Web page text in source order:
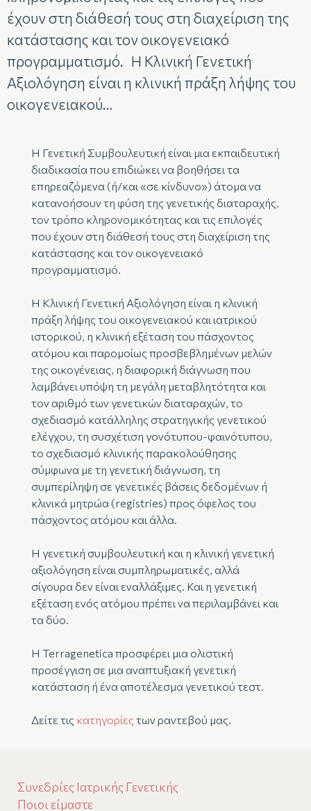
έχουν στη διάθεσή τους στη διαχείριση της
κατάστασης και τον οικογενειακό
προγραμματισμό. Η Κλινική Γενετική
Αξιολόγηση είναι η κλινική πράξη λήψης του
οικογενειακού…
Η Γενετική Συμβουλευτική είναι μια εκπαιδευτική
διαδικασία που επιδιώκει να βοηθήσει τα
επηρεαζόμενα (ή/και «σε κίνδυνο») άτομα να
κατανοήσουν τη φύση της γενετικής διαταραχής,
τον τρόπο κληρονομικότητας και τις επιλογές
που έχουν στη διάθεσή τους στη διαχείριση της
κατάστασης και τον οικογενειακό
προγραμματισμό.
Η Κλινική Γενετική Αξιολόγηση είναι η κλινική
πράξη λήψης του οικογενειακού και ιατρικού
ιστορικού, η κλινική εξέταση του πάσχοντος
ατόμου και παρομοίως προσβεβλημένων μελών
της οικογένειας, η διαφορική διάγνωση που
λαμβάνει υπόψη τη μεγάλη μεταβλητότητα και
τον αριθμό των γενετικών διαταραχών, το
σχεδιασμό κατάλληλης στρατηγικής γενετικού
ελέγχου, τη συσχέτιση γονότυπου-φαινότυπου,
το σχεδιασμό κλινικής παρακολούθησης
σύμφωνα με τη γενετική διάγνωση, τη
συμπερίληψη σε γενετικές βάσεις δεδομένων ή
κλινικά μητρώα (registries) προς όφελος του
πάσχοντος ατόμου και άλλα.
Η γενετική συμβουλευτική και η κλινική γενετική
αξιολόγηση είναι συμπληρωματικές, αλλά
σίγουρα δεν είναι εναλλάξιμες. Και η γενετική
εξέταση ενός ατόμου πρέπει να περιλαμβάνει και
τα δύο.
Η Terragenetica προσφέρει μια ολιστική
προσέγγιση σε μια αναπτυξιακή γενετική
κατάσταση ή ένα αποτέλεσμα γενετικού τεστ.
Δείτε τις κατηγορίες των ραντεβού μας.
Συνεδρίες Ιατρικής Γενετικής
Ποιοι είμαστε